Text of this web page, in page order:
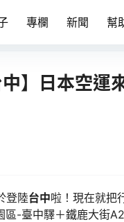
專欄 新聞 幫
中】日本空運
登陸台中啦！現在就把
-臺中驛＋鐵鹿大街